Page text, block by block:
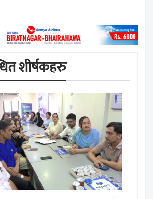
शीर्षकहरु